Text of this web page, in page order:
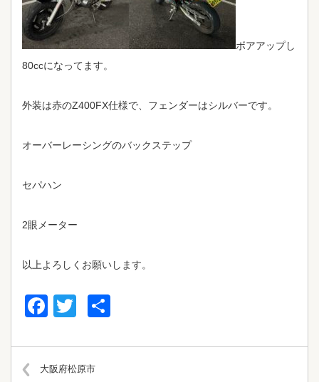
ボアアップし
80ccになってます。
外装は赤のZ400FX仕様で、フェンダーはシルバーです。
オーバーレーシングのバックステップ
セパハン
2眼メーター
以上よろしくお願いします。
Facebook
Twitter
大阪府松原市